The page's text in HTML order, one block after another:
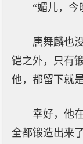
“媚儿，今
唐舞麟也
铠之外，只有
他，都留下就是
幸好，他
全都锻造出来